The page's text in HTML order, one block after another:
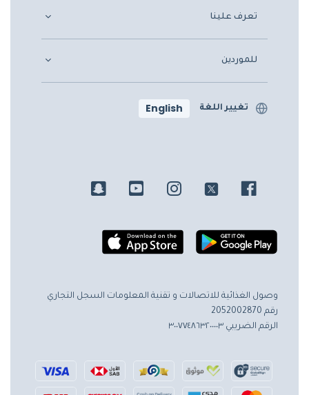
تعرف علينا
للموردين
تغيير اللغة English
وصول الغذائية للاتصالات و تقنية المعلومات السجل التجاري
رقم 2052002870
الرقم الضريبي ٣٠٠٧٧٤٨٦٣٢٠٠٠٠٣